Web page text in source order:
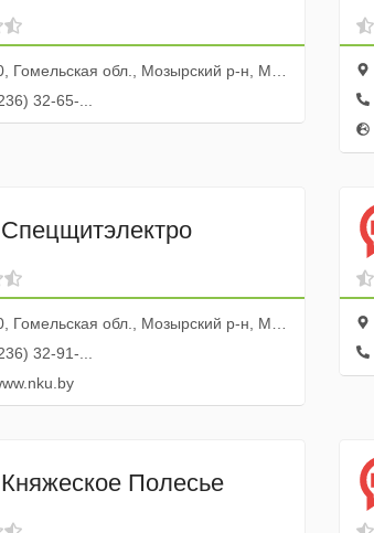
обл., Мозырский р-н, Мозырь г., ул. Коласа, 1, комн 111
32-65-...
Спецщитэлектро
обл., Мозырский р-н, Мозырь г., ул. Пушкина, 44
32-91-...
Княжеское Полесье